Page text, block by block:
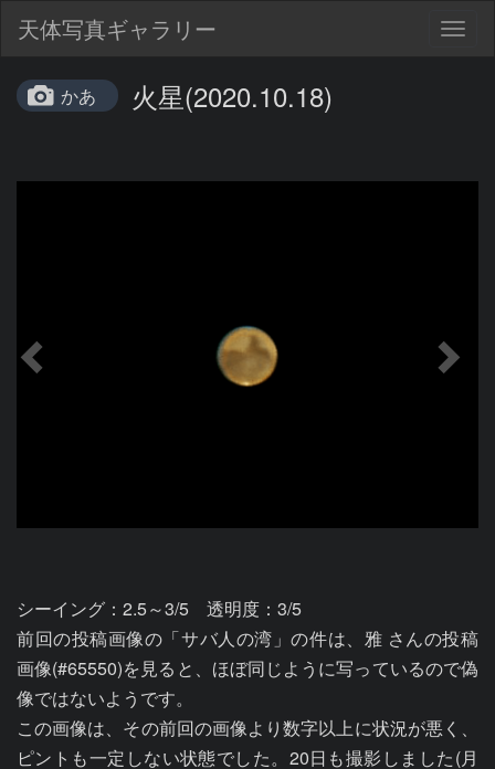
天体写真ギャラリー
かあ 火星(2020.10.18)
シーイング：2.5～3/5　透明度：3/5
前回の投稿画像の「サバ人の湾」の件は、雅 さんの投稿
画像(#65550)を見ると、ほぼ同じように写っているので偽
像ではないようです。
この画像は、その前回の画像より数字以上に状況が悪く、
ピントも一定しない状態でした。20日も撮影しました(月